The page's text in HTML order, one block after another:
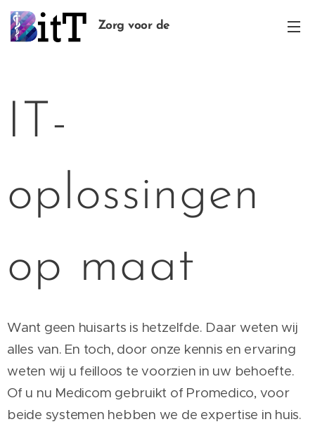
Zorg voor de
IT-
oplossingen
op maat
Want geen huisarts is hetzelfde. Daar weten wij
alles van. En toch, door onze kennis en ervaring
weten wij u feilloos te voorzien in uw behoefte.
Of u nu Medicom gebruikt of Promedico, voor
beide systemen hebben we de expertise in huis.